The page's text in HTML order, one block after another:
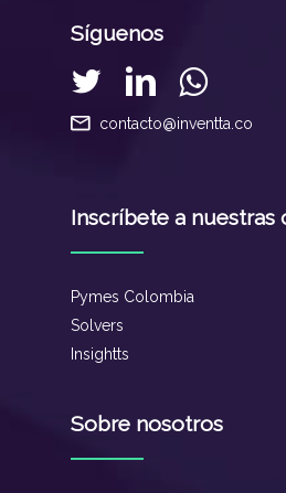
Síguenos
contacto@inventta.co
Inscríbete a nuestras
Pymes Colombia
Solvers
Insightts
Sobre nosotros